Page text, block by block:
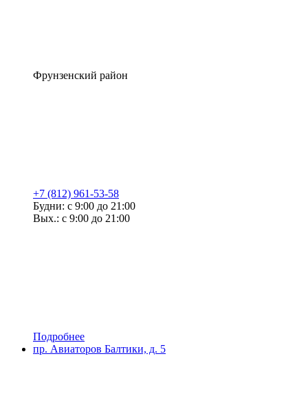
Фрунзенский район
+7 (812) 961-53-58
Будни: с 9:00 до 21:00
Вых.: с 9:00 до 21:00
Подробнее
пр. Авиаторов Балтики, д. 5